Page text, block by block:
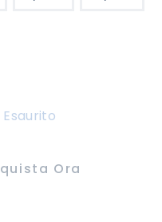
Esaurito
Ora